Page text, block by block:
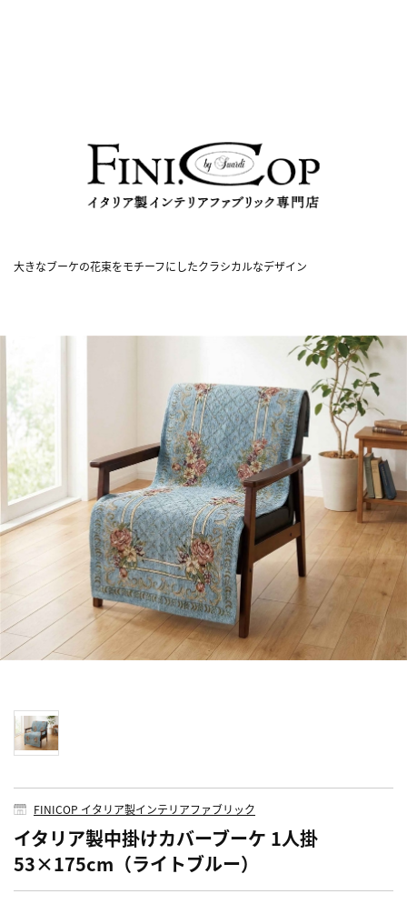
大きなブーケの花束をモチーフにしたクラシカルなデザイン
FINICOP イタリア製インテリアファブリック
イタリア製中掛けカバーブーケ 1人掛
53×175cm（ライトブルー）